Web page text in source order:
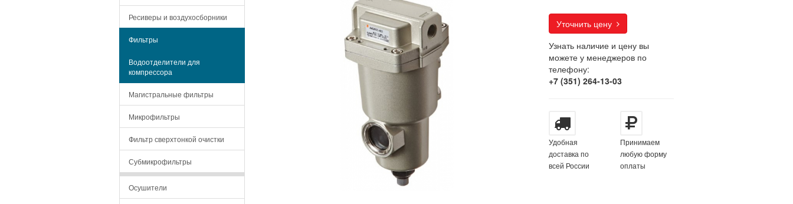
Ресиверы и воздухосборники
Фильтры
Водоотделители для
компрессора
Магистральные фильтры
Микрофильтры
Фильтр сверхтонкой очистки
Субмикрофильтры
Осушители
Уточнить цену
Узнать наличие и цену вы
можете у менеджеров по
телефону:
+7 (351) 264-13-03
Удобная
доставка по
всей России
Принимаем
любую форму
оплаты